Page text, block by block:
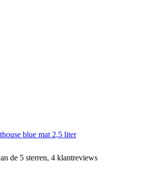
blue mat 2,5 liter
de 5 sterren, 4 klantreviews